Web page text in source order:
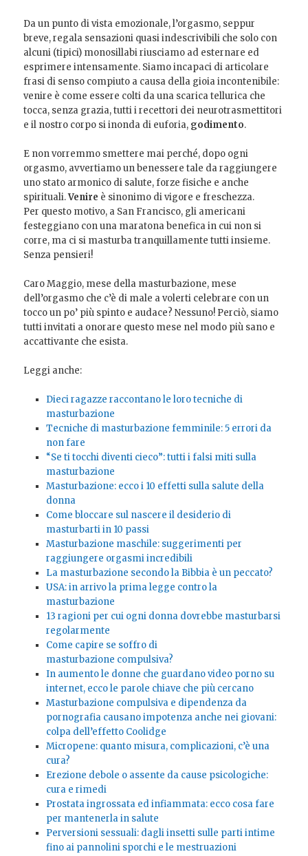
Da un punto di vista emozionale, l’orgasmo, seppur
breve, regala sensazioni quasi indescrivibili che solo con
alcuni (tipici) monosillabi riusciamo ad esternare ed
esprimere intensamente. Siamo incapaci di articolare
frasi di senso compiuto a causa della gioia incontenibile:
venire è come essere colti da una scarica tellurica che
tocca, senza grazia, tutti i recettori dei neurotrasmettitori
e il nostro corpo si inonda di euforia, godimento.
E non vorremmo smettere mai perché, dopo ogni
orgasmo, avvertiamo un benessere tale da raggiungere
uno stato armonico di salute, forze fisiche e anche
spirituali.Venire è sinonimo di vigore e freschezza.
Per questo motivo, a San Francisco, gli americani
festeggiano con una maratona benefica in cui non si
corre, ma ci si masturba tranquillamente tutti insieme.
Senza pensieri!
Caro Maggio, mese della masturbazione, mese
dell’orgasmo che c’è di male a volerti celebrare con un
tocco un po’ più spinto e audace? Nessuno! Perciò, siamo
tutti invitati a onorare questo mese nel modo più sano e
accattivante che esista.
Leggi anche:
Dieci ragazze raccontano le loro tecniche di
masturbazione
Tecniche di masturbazione femminile: 5 errori da
non fare
“Se ti tocchi diventi cieco”: tutti i falsi miti sulla
masturbazione
Masturbazione: ecco i 10 effetti sulla salute della
donna
Come bloccare sul nascere il desiderio di
masturbarti in 10 passi
Masturbazione maschile: suggerimenti per
raggiungere orgasmi incredibili
La masturbazione secondo la Bibbia è un peccato?
USA: in arrivo la prima legge contro la
masturbazione
13 ragioni per cui ogni donna dovrebbe masturbarsi
regolarmente
Come capire se soffro di
masturbazione compulsiva?
In aumento le donne che guardano video porno su
internet, ecco le parole chiave che più cercano
Masturbazione compulsiva e dipendenza da
pornografia causano impotenza anche nei giovani:
colpa dell’effetto Coolidge
Micropene: quanto misura, complicazioni, c’è una
cura?
Erezione debole o assente da cause psicologiche:
cura e rimedi
Prostata ingrossata ed infiammata: ecco cosa fare
per mantenerla in salute
Perversioni sessuali: dagli insetti sulle parti intime
fino ai pannolini sporchi e le mestruazioni